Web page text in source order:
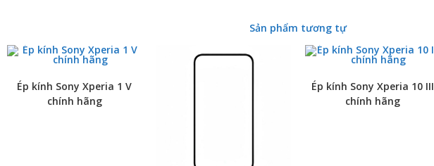
Sản phẩm tương tự
Ép kính Sony Xperia 1 V
chính hãng
Ép kính Sony Xperia 10 III
chính hãng